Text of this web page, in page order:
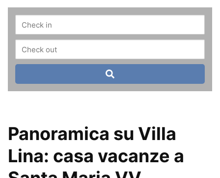
Panoramica su Villa
Lina: casa vacanze a